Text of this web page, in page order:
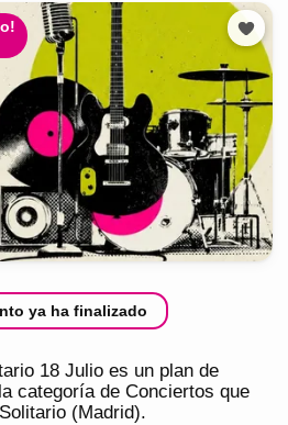
ya ha finalizado
18 Julio es un plan de
categoría de Conciertos que
(Madrid).